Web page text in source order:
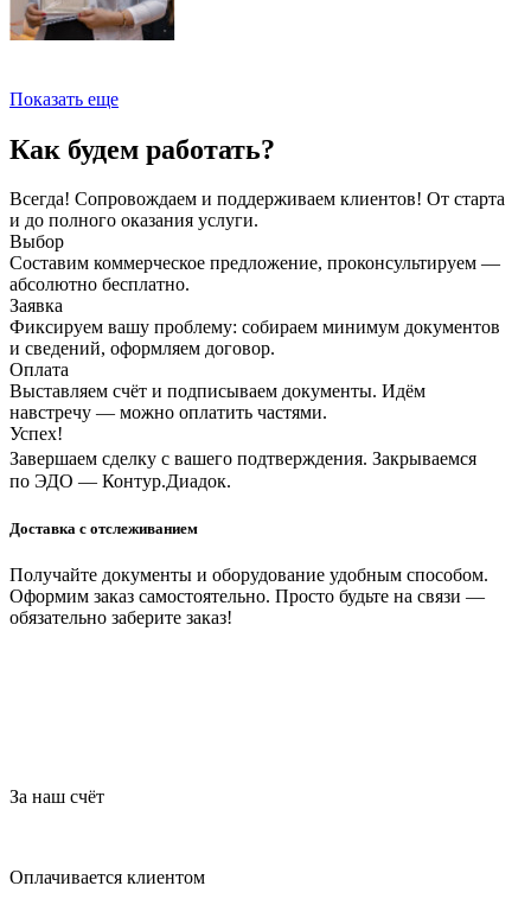
Показать еще
Как будем работать?
Всегда! Сопровождаем и поддерживаем клиентов! От старта
и до полного оказания услуги.
Выбор
Составим коммерческое предложение, проконсультируем —
абсолютно бесплатно.
Заявка
Фиксируем вашу проблему: собираем минимум документов
и сведений, оформляем договор.
Оплата
Выставляем счёт и подписываем документы. Идём
навстречу — можно оплатить частями.
Успех!
Завершаем сделку с вашего подтверждения. Закрываемся
по ЭДО — Контур.Диадок.
Доставка с отслеживанием
Получайте документы и оборудование удобным способом.
Оформим заказ самостоятельно. Просто будьте на связи —
обязательно заберите заказ!
За наш счёт
Оплачивается клиентом